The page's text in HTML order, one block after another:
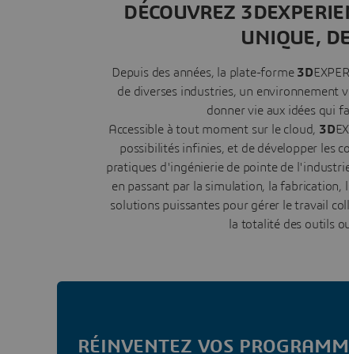
DÉCOUVREZ
UNIQUE,
Depuis des années, la plate-forme 3D
de diverses industries, un environnement
donner vie aux idées qui
Accessible à tout moment sur le cloud, 3D
possibilités infinies, et de développer les
pratiques d'ingénierie de pointe de
en passant par la simulation, la
solutions puissantes pour gérer le travail
la totalité des outils
RÉINVENTEZ VOS